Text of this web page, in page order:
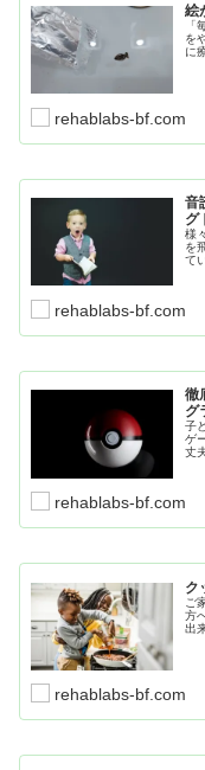
絵
「
を
に
rehablabs-bf.com
音
グ
様
を
て
rehablabs-bf.com
徹
グ
子
ゲ
丈
rehablabs-bf.com
ク
ご
方
出
rehablabs-bf.com